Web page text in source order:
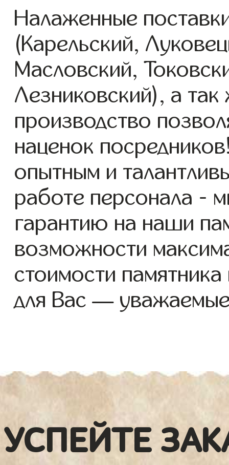
Налаженные
(Карельский,
Масловский,
Лезниковский), а
производство
наценок
опытным и
работе персонала -
гарантию на наши
возможности
стоимости
для Вас —
УСПЕЙТЕ